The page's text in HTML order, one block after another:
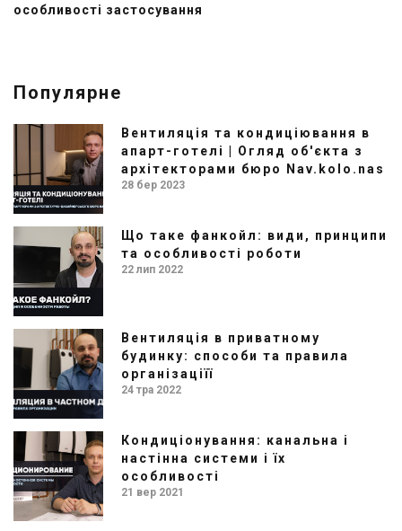
особливості застосування
Популярне
Вентиляція та кондиціювання в
апарт-готелі | Огляд об'єкта з
архітекторами бюро Nav.kolo.nas
28 бер 2023
Що таке фанкойл: види, принципи
та особливості роботи
22 лип 2022
Вентиляція в приватному
будинку: способи та правила
організаціїї
24 тра 2022
Кондиціонування: канальна і
настінна системи і їх
особливості
21 вер 2021